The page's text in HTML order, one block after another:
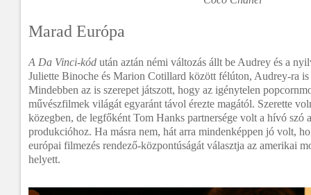
Marad Európa
A Da Vinci-kód után aztán némi változás állt be Audrey és a
Juliette Binoche és Marion Cotillard között félúton, Audrey-ra
Mindebben az is szerepet játszott, hogy az igénytelen
művészfilmek világát egyaránt távol érezte magától. Szerette
közegben, de legfőként Tom Hanks partnersége volt a hívó szó
produkcióhoz. Ha másra nem, hát arra mindenképpen jó volt,
európai filmezés rendező-központúságát választja az amerikai
helyett.